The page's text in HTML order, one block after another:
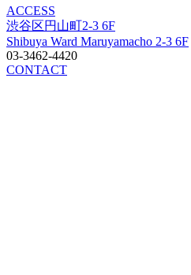
ACCESS
渋谷区円山町2-3 6F
Shibuya Ward Maruyamacho 2-3 6F
03-3462-4420
CONTACT